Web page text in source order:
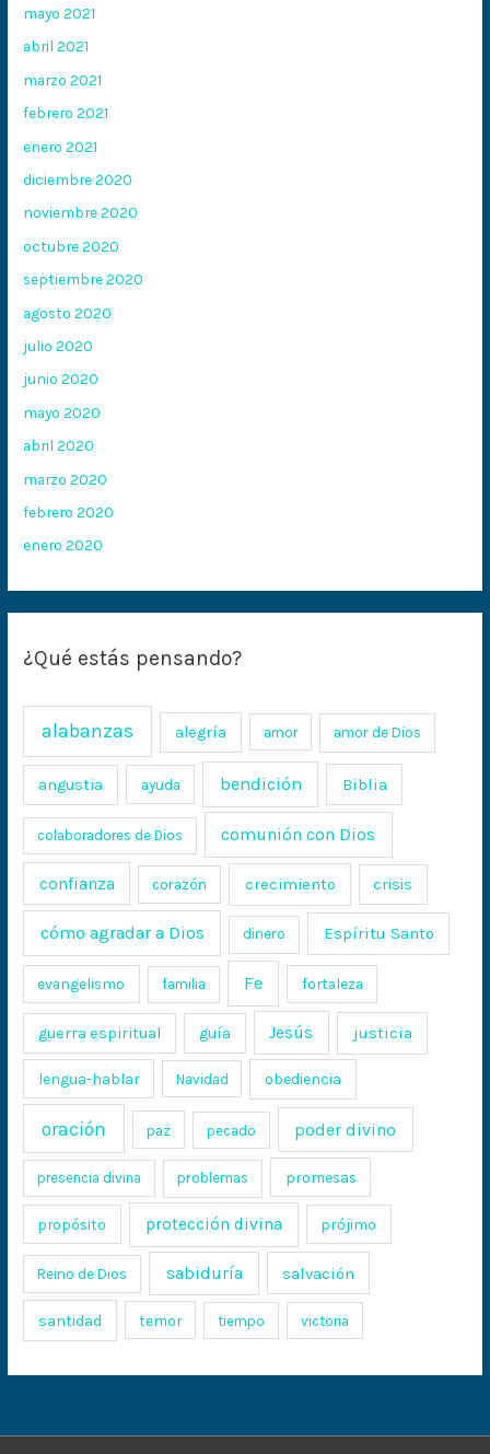
mayo 2021
abril 2021
marzo 2021
febrero 2021
enero 2021
diciembre 2020
noviembre 2020
octubre 2020
septiembre 2020
agosto 2020
julio 2020
junio 2020
mayo 2020
abril 2020
marzo 2020
febrero 2020
enero 2020
¿Qué estás pensando?
alabanzas alegría amor amor de Dios
angustia ayuda bendición Biblia
colaboradores de Dios comunión con Dios
confianza corazón crecimiento crisis
cómo agradar a Dios dinero Espíritu Santo
evangelismo familia Fe fortaleza
guerra espiritual guía Jesús justicia
lengua-hablar Navidad obediencia
oración paz pecado poder divino
presencia divina problemas promesas
propósito protección divina prójimo
Reino de Dios sabiduría salvación
santidad temor tiempo victoria